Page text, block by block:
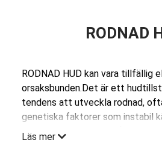
RODNAD
RODNAD HUD kan vara tillfällig
orsaksbunden.Det är ett
tendens att utveckla rodnad,
genetiska faktorer som instabil
underliggande hudtillstånd som
Läs mer